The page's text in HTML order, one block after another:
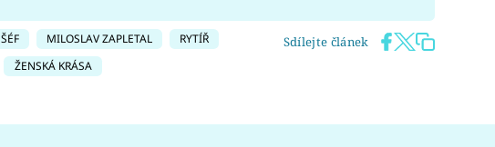
Sdílejte článek
ŠÉF MILOSLAV ZAPLETAL
RYTÍŘ
ŽENSKÁ KRÁSA